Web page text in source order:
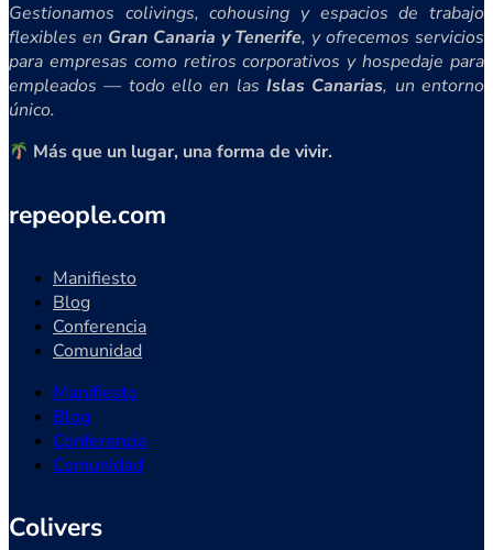
Gestionamos colivings, cohousing y espacios de trabajo
flexibles en Gran Canaria y Tenerife, y ofrecemos servicios
para empresas como retiros corporativos y hospedaje para
empleados — todo ello en las Islas Canarias, un entorno
único.
Más que un lugar, una forma de vivir.
repeople.com
Manifiesto
Blog
Conferencia
Comunidad
Manifiesto
Blog
Conferencia
Comunidad
Colivers